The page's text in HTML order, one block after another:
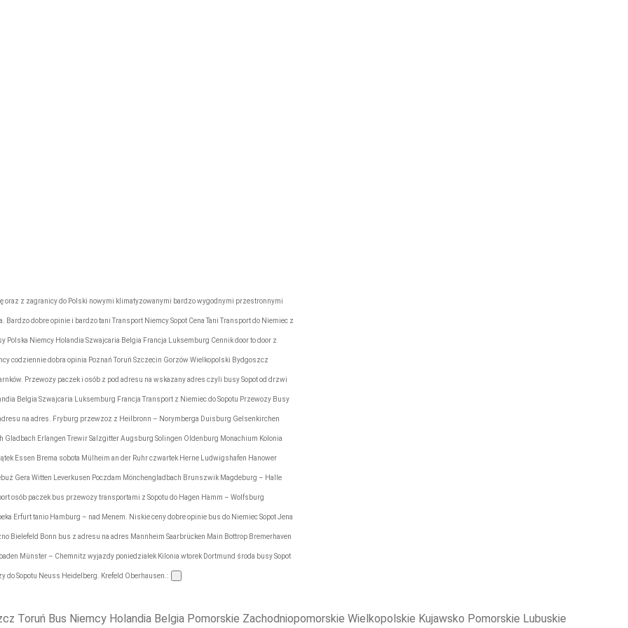
oraz z zagranicy do Polski nowymi klimatyzowanymi bardzo wygodnymi przestronnymi
dobre opinie i bardzo tani Transport Niemcy Sopot Cena Tani Transport do Niemiec z
Niemcy Holandia Szwajcaria Belgia Francja Luksemburg Cennik door to door z
codziennie dobra opinia Poznań Toruń Szczecin Gorzów Wielkopolski Bydgoszcz
Przewozy paczek i osób z pod adresu na wskazany adres czyli busy Sopot od drzwi
Belgia Szwajcaria Luksemburg Francja Transport z Niemiec do Sopotu Przewozy Busy
na adres. Fryburg przewzoz z Heilbronn – Norymberga Duisburg Gelsenkirchen
Erlangen Trewir Salzgitter Augsburg Solingen Oldenburg Monachium Kolonia
Essen Brema sobota Mülheim an der Ruhr czwartek Herne Ludwigshafen Hanower
Gera Witten Leverkusen Poczdam Mönchengladbach Brunszwik Magdeburg – Halle
osób paczek bus przewozy transportami z Sopotu do Hagen Hamm – Wolfsburg
Erfurt tanio Hamburg – nad Menem. Niskie ceny dobre opinie bus do Niemiec Sopot Jena
Bielefeld Bonn bus z adresu na adres Mannheim Saarbrücken Main Bottrop Bremerhaven
Münster – Chemnitz wyjazdy poniedziałek Kilonia wtorek Dortmund środa busy Sopot
do Sopotu Neuss Heidelberg. Krefeld Oberhausen.:
Toruń Bus Niemcy Holandia Belgia Pomorskie Zachodniopomorskie Wielkopolskie Kujawsko Pomorskie Lubuskie